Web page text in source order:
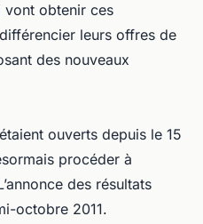
vont obtenir ces
leurs offres de
des nouveaux
ouverts depuis le 15
procéder à
des résultats
octobre 2011.